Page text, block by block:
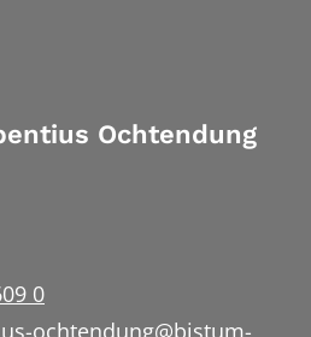
Ochtendung
0
ochtendung@bistum-